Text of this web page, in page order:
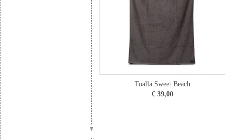
Toalla Sweet Beach
€ 39,00